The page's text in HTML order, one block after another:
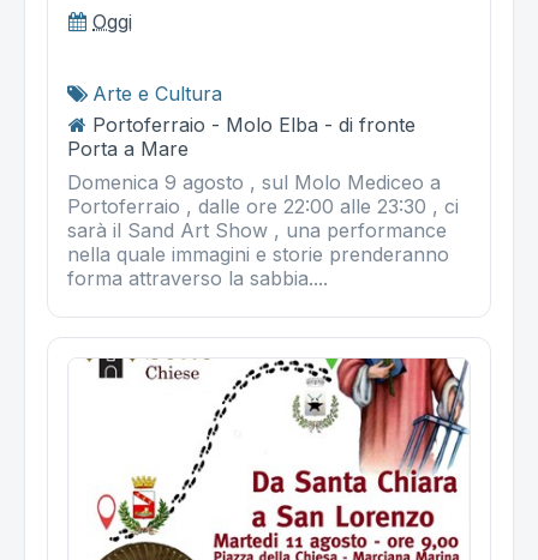
Oggi
Arte e Cultura
Portoferraio - Molo Elba - di fronte
Porta a Mare
Domenica 9 agosto , sul Molo Mediceo a
Portoferraio , dalle ore 22:00 alle 23:30 , ci
sarà il Sand Art Show , una performance
nella quale immagini e storie prenderanno
forma attraverso la sabbia....